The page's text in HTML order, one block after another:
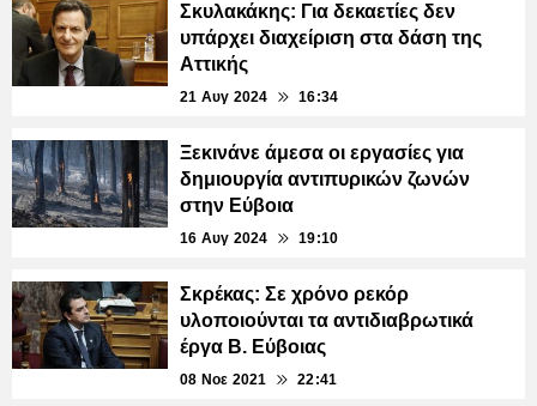
Σκυλακάκης: Για δεκαετίες δεν
υπάρχει διαχείριση στα δάση της
Αττικής
21 Αυγ 2024 16:34
Ξεκινάνε άμεσα οι εργασίες για
δημιουργία αντιπυρικών ζωνών
στην Εύβοια
16 Αυγ 2024 19:10
Σκρέκας: Σε χρόνο ρεκόρ
υλοποιούνται τα αντιδιαβρωτικά
έργα Β. Εύβοιας
08 Νοε 2021 22:41